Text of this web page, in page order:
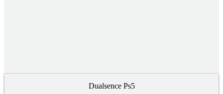
Dualsence Ps5